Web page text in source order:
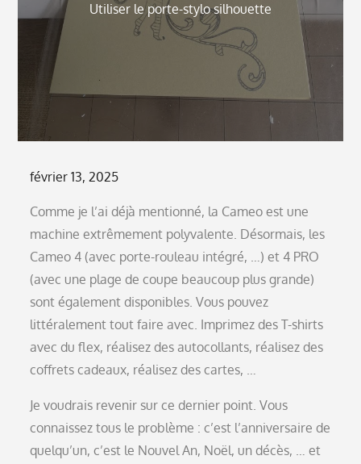
Utiliser le porte-stylo silhouette
Posted
février 13, 2025
Comme je l’ai déjà mentionné, la Cameo est une
machine extrêmement polyvalente. Désormais, les
Cameo 4 (avec porte-rouleau intégré, …) et 4 PRO
(avec une plage de coupe beaucoup plus grande)
sont également disponibles. Vous pouvez
littéralement tout faire avec. Imprimez des T-shirts
avec du flex, réalisez des autocollants, réalisez des
coffrets cadeaux, réalisez des cartes, …
Je voudrais revenir sur ce dernier point. Vous
connaissez tous le problème : c’est l’anniversaire de
quelqu’un, c’est le Nouvel An, Noël, un décès, … et